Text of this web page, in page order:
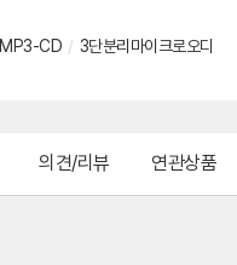
MP3-CD / 3단분리마이크로오디
의견/리뷰 연관상품